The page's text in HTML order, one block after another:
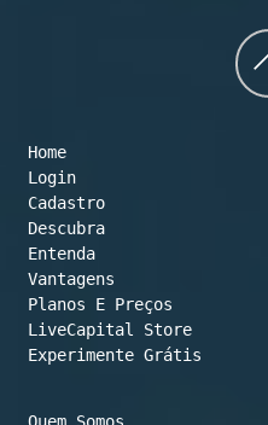
Home
Login
Cadastro
Descubra
Entenda
Vantagens
Planos E Preços
LiveCapital Store
Experimente Grátis